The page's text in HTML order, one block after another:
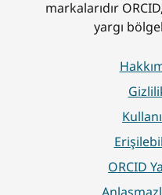
markalarıdır
yargı
ORCID